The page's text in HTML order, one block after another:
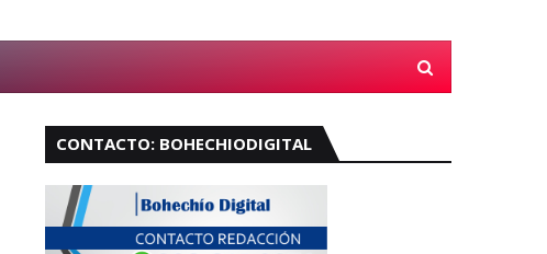
CONTACTO: BOHECHIODIGITAL